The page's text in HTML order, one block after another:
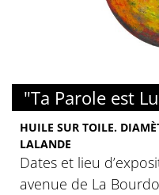
"Ta Parole est
HUILE SUR TOILE.
LALANDE
Dates et lieu
avenue de La